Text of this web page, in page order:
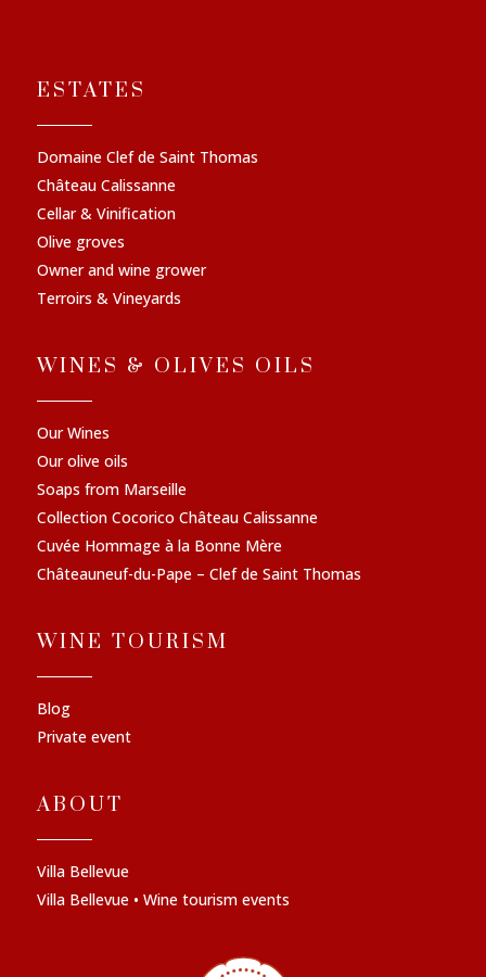
ESTATES
Domaine Clef de Saint Thomas
Château Calissanne
Cellar & Vinification
Olive groves
Owner and wine grower
Terroirs & Vineyards
WINES & OLIVES OILS
Our Wines
Our olive oils
Soaps from Marseille
Collection Cocorico Château Calissanne
Cuvée Hommage à la Bonne Mère
Châteauneuf-du-Pape – Clef de Saint Thomas
WINE TOURISM
Blog
Private event
ABOUT
Villa Bellevue
Villa Bellevue • Wine tourism events